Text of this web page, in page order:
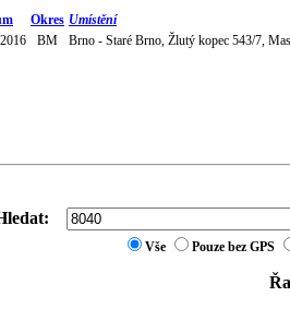
Okres Umístění
BM Brno - Staré Brno, Žlutý kopec 543/7,
Vše Pouze bez GPS